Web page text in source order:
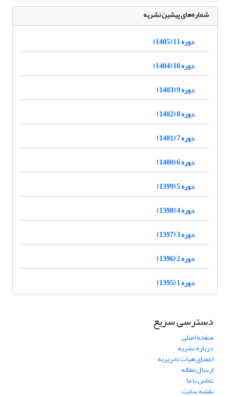
شماره‌های پیشین نشریه
دوره 11 (1405)
دوره 10 (1404)
دوره 9 (1403)
دوره 8 (1402)
دوره 7 (1401)
دوره 6 (1400)
دوره 5 (1399)
دوره 4 (1398)
دوره 3 (1397)
دوره 2 (1396)
دوره 1 (1395)
دسترسی سریع
صفحه اصلی
درباره نشریه
اعضای هیات تحریریه
ارسال مقاله
تماس با ما
نقشه سایت